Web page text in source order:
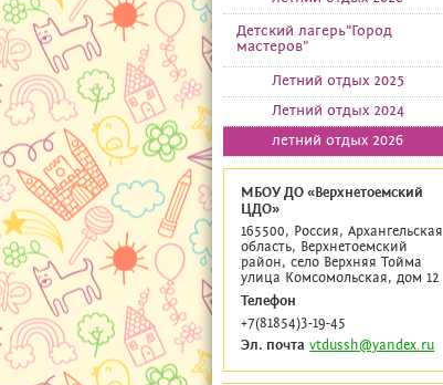
Детский лагерь"Город
мастеров"
Летний отдых 2025
Летний отдых 2024
летний отдых 2026
МБОУ ДО «Верхнетоемский
ЦДО»
165500, Россия, Архангельская
область, Верхнетоемский
район, село Верхняя Тойма
улица Комсомольская, дом 12
Телефон
+7(81854)3-19-45
Эл. почта vtdussh@yandex.ru